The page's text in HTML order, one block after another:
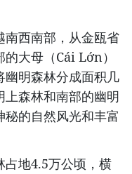
西南部，从金瓯省
大母（Cái Lớn）
幽明森林分成面积几
森林和南部的幽明
的自然风光和丰富
占地4.5万公顷，横